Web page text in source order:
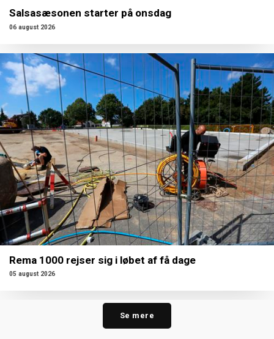
Salsasæsonen starter på onsdag
06 august 2026
Rema 1000 rejser sig i løbet af få dage
05 august 2026
Se mere